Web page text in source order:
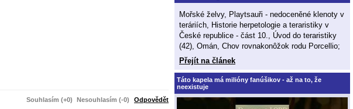
vyplývá že Vám nežrala cca týden. Během
tím, že had nemá hlad. To časté nabízení
Souhlasím (+0) Nesouhlasím (-0) Odpovědět
Mořské želvy, Playtsauři - nedoceněné klenoty v
teráriích, Historie herpetologie a teraristiky v
České republice - část 10., Úvod do teraristiky
(42), Omán, Chov rovnakonôžok rodu Porcellio;
Přejít na článek
Táto kapela má milióny fanúšikov - až na to, že
neexistuje